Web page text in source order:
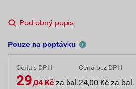
Podrobný popis
Pouze na poptávku
Cena s DPH
29,04 Kč za bal.
Cena bez DPH
24,00 Kč za bal.